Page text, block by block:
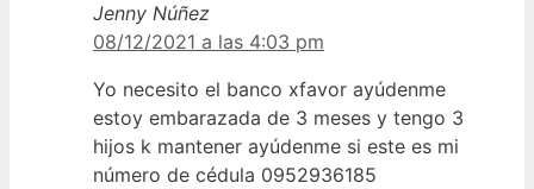
Jenny Núñez
08/12/2021 a las 4:03 pm
Yo necesito el banco xfavor ayúdenme
estoy embarazada de 3 meses y tengo 3
hijos k mantener ayúdenme si este es mi
número de cédula 0952936185